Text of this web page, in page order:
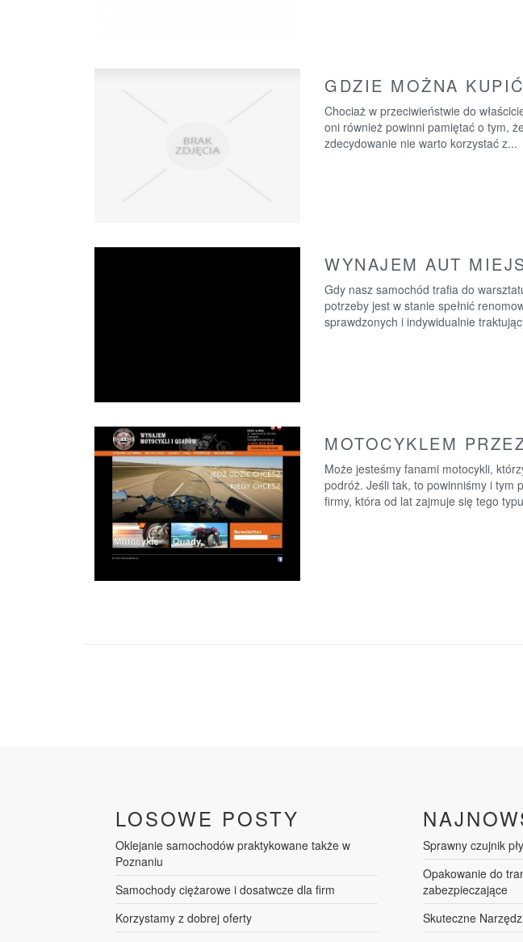
GDZIE MOŻNA
Chociaż w przeciwieństwie do
oni również powinni pamiętać o tym,
zdecydowanie nie warto korzystać z...
WYNAJEM AUT
Gdy nasz samochód trafia do
potrzeby jest w stanie spełnić
sprawdzonych i indywidualnie
MOTOCYKLEM
Może jesteśmy fanami motocykli,
podróż. Jeśli tak, to powinniśmy i tym
firmy, która od lat zajmuje się tego
LOSOWE POSTY
Oklejanie samochodów praktykowane także w
Poznaniu
Samochody ciężarowe i dosatwcze dla firm
Korzystamy z dobrej oferty
Sprawny czujnik
Opakowanie do
zabezpieczające
Skuteczne